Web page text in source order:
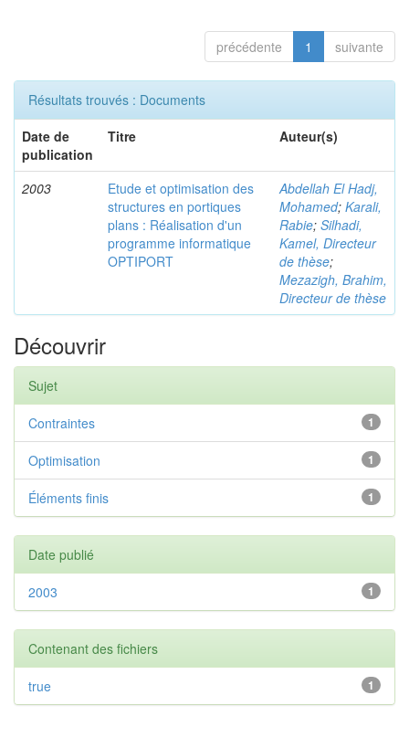
précédente 1 suivante
Résultats trouvés : Documents
Date de
publication
Titre Auteur(s)
2003
Etude et optimisation des
structures en portiques
plans : Réalisation d'un
programme informatique
OPTIPORT
Abdellah El Hadj,
Mohamed; Karali,
Rabie; Silhadi,
Kamel, Directeur
de thèse;
Mezazigh, Brahim,
Directeur de thèse
Découvrir
Sujet
1
Contraintes
1
Optimisation
1
Éléments finis
Date publié
1
2003
Contenant des fichiers
1
true